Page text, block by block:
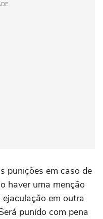
punições em caso de
haver uma menção
em outra
punido com pena